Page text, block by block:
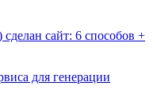
сайт: 6 способов +
для генерации